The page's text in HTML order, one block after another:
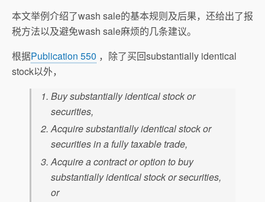
本文举例介绍了wash sale的基本规则及后果，还给出了报
税方法以及避免wash sale麻烦的几条建议。
根据Publication 550 ，除了买回substantially identical
stock以外，
Buy substantially identical stock or
securities,
Acquire substantially identical stock or
securities in a fully taxable trade,
Acquire a contract or option to buy
substantially identical stock or securities,
or